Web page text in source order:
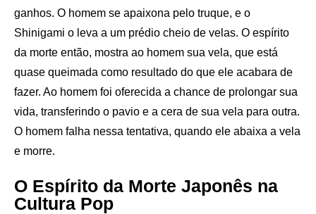
ganhos. O homem se apaixona pelo truque, e o
Shinigami o leva a um prédio cheio de velas. O espírito
da morte então, mostra ao homem sua vela, que está
quase queimada como resultado do que ele acabara de
fazer. Ao homem foi oferecida a chance de prolongar sua
vida, transferindo o pavio e a cera de sua vela para outra.
O homem falha nessa tentativa, quando ele abaixa a vela
e morre.
O Espírito da Morte Japonês na
Cultura Pop